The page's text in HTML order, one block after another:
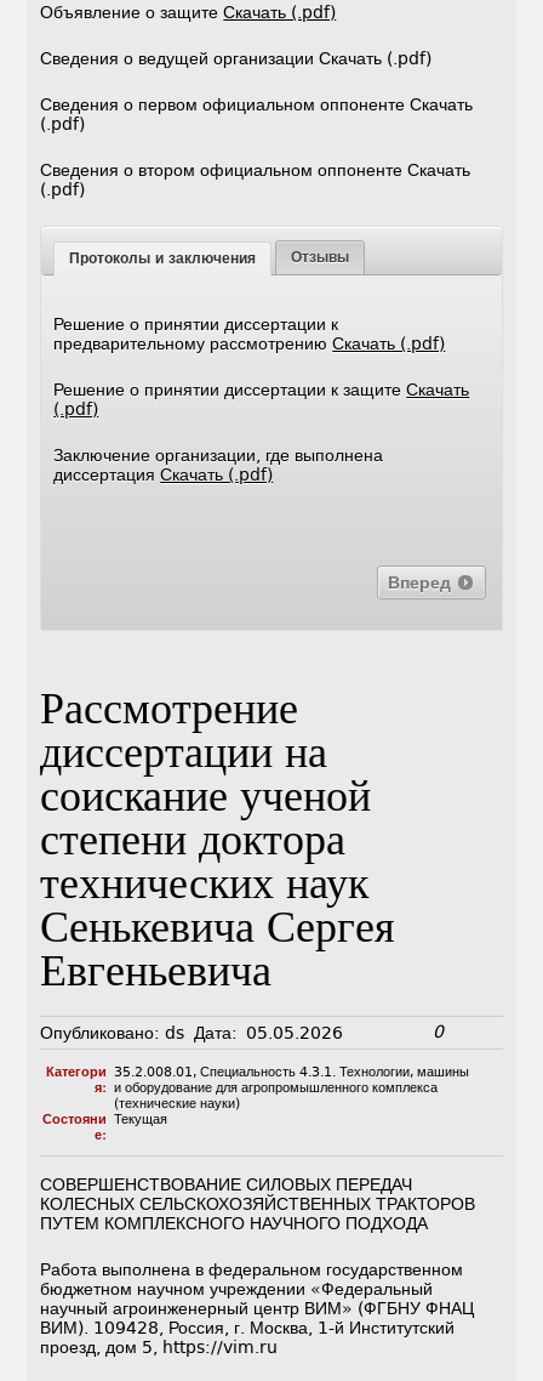
Объявление о защитеСкачать (.pdf)
Сведения о ведущей организации Скачать (.pdf)
Сведения о первом официальном оппоненте Скачать
(.pdf)
Сведения о втором официальном оппоненте Скачать
(.pdf)
Протоколы и заключения Отзывы
Решение о принятии диссертации к
предварительному рассмотрениюСкачать (.pdf)
Решение о принятии диссертации к защитеСкачать
(.pdf)
Заключение организации, где выполнена
диссертацияСкачать (.pdf)
Вперед
Рассмотрение
диссертации на
соискание ученой
степени доктора
технических наук
Сенькевича Сергея
Евгеньевича
Опубликовано: ds Дата: 05.05.2026 0
Категори
я:
35.2.008.01, Специальность 4.3.1. Технологии, машины
и оборудование для агропромышленного комплекса
(технические науки)
Состояни
е:
Текущая
СОВЕРШЕНСТВОВАНИЕ СИЛОВЫХ ПЕРЕДАЧ
КОЛЕСНЫХ СЕЛЬСКОХОЗЯЙСТВЕННЫХ ТРАКТОРОВ
ПУТЕМ КОМПЛЕКСНОГО НАУЧНОГО ПОДХОДА
Работа выполнена в федеральном государственном
бюджетном научном учреждении «Федеральный
научный агроинженерный центр ВИМ» (ФГБНУ ФНАЦ
ВИМ). 109428, Россия, г. Москва, 1-й Институтский
проезд, дом 5, https://vim.ru